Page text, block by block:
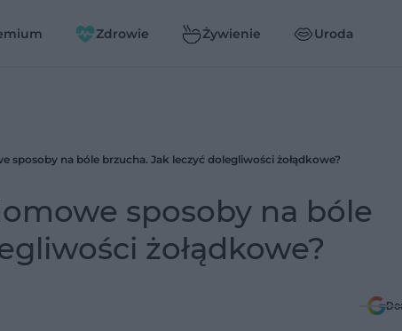
Zdrowie Żywienie Uroda
sposoby na bóle brzucha. Jak leczyć dolegliwości żołądkowe?
sposoby na bóle
żołądkowe?